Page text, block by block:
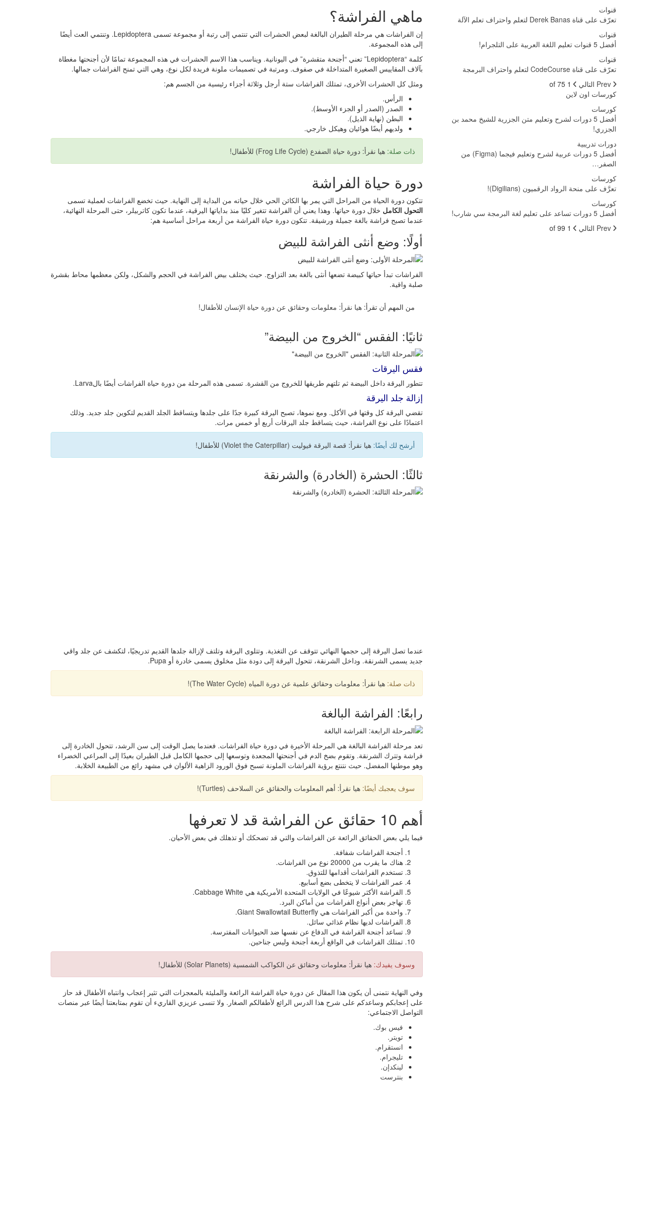
ماهي الفراشة؟
إن الفراشات هي مرحلة الطيران البالغة لبعض الحشرات التي تنتمي إلى رتبة أو مجموعة تسمى Lepidoptera. وتنتمي العث أيضًا
إلى هذه المجموعة.
كلمة “Lepidoptera” تعني “أجنحة متقشرة” في اليونانية. ويناسب هذا الاسم الحشرات في هذه المجموعة تمامًا لأن أجنحتها مغطاة
بآلاف المقاييس الصغيرة المتداخلة في صفوف. ومرتبة في تصميمات ملونة فريدة لكل نوع، وهي التي تمنح الفراشات جمالها.
ومثل كل الحشرات الأخرى، تمتلك الفراشات ستة أرجل وثلاثة أجزاء رئيسية من الجسم هم:
الرأس.
الصدر (الصدر أو الجزء الأوسط).
البطن (نهاية الذيل).
ولديهم أيضًا هوائيان وهيكل خارجي.
ذات صلة: هيا نقرأ: دورة حياة الضفدع (Frog Life Cycle) للأطفال!
دورة حياة الفراشة
تتكون دورة الحياة من المراحل التي يمر بها الكائن الحي خلال حياته من البداية إلى النهاية. حيث تخضع الفراشات لعملية تسمى
التحول الكامل خلال دورة حياتها. وهذا يعني أن الفراشة تتغير كليًا منذ بداياتها اليرقية، عندما تكون كاتربيلر، حتى المرحلة النهائية،
عندما تصبح فراشة بالغة جميلة ورشيقة. تتكون دورة حياة الفراشة من أربعة مراحل أساسية هم:
أولًا: وضع أنثى الفراشة للبيض
الفراشات تبدأ حياتها كبيضة تضعها أنثى بالغة بعد التزاوج. حيث يختلف بيض الفراشة في الحجم والشكل، ولكن معظمها محاط بقشرة
صلبة واقية.
من المهم أن تقرأ: هيا نقرأ: معلومات وحقائق عن دورة حياة الإنسان للأطفال!
ثانيًا: الفقس “الخروج من البيضة”
فقس اليرقات
تتطور اليرقة داخل البيضة ثم تلتهم طريقها للخروج من القشرة. تسمى هذه المرحلة من دورة حياة الفراشات أيضًا بالLarva.
إزالة جلد اليرقة
تقضي اليرقة كل وقتها في الأكل. ومع نموها، تصبح اليرقة كبيرة جدًا على جلدها ويتساقط الجلد القديم لتكوين جلد جديد. وذلك
اعتمادًا على نوع الفراشة، حيث يتساقط جلد اليرقات أربع أو خمس مرات.
أرشح لك أيضًا: هيا نقرأ: قصة اليرقة فيوليت (Violet the Caterpillar) للأطفال!
ثالثًا: الحشرة (الخادرة) والشرنقة
عندما تصل اليرقة إلى حجمها النهائي تتوقف عن التغذية. وتتلوى اليرقة وتلتف لإزالة جلدها القديم تدريجيًا، لتكشف عن جلد واقي
جديد يسمى الشرنقة. وداخل الشرنقة، تتحول اليرقة إلى دودة مثل مخلوق يسمى خادرة أو Pupa.
ذات صلة: هيا نقرأ: معلومات وحقائق علمية عن دورة المياه (The Water Cycle)!
رابعًا: الفراشة البالغة
تعد مرحلة الفراشة البالغة هي المرحلة الأخيرة في دورة حياة الفراشات. فعندما يصل الوقت إلى سن الرشد، تتحول الخادرة إلى
فراشة وتترك الشرنقة. وتقوم بضخ الدم في أجنحتها المجعدة وتوسعها إلى حجمها الكامل قبل الطيران بعيدًا إلى المراعي الخضراء
وهو موطنها المفضل. حيث نتنتع برؤية الفراشات الملونة تسبح فوق الورود الزاهية الألوان في مشهد رائع من الطبيعة الخلابة.
سوف يعجبك أيضًا: هيا نقرأ: أهم المعلومات والحقائق عن السلاحف (Turtles)!
أهم 10 حقائق عن الفراشة قد لا تعرفها
فيما يلي بعض الحقائق الرائعة عن الفراشات والتي قد تضحكك أو تذهلك في بعض الأحيان.
أجنحة الفراشات شفافة.
هناك ما يقرب من 20000 نوع من الفراشات.
تستخدم الفراشات أقدامها للتذوق.
عمر الفراشات لا يتخطى بضع أسابيع.
الفراشة الأكثر شيوعًا في الولايات المتحدة الأمريكية هي Cabbage White.
تهاجر بعض أنواع الفراشات من أماكن البرد.
واحدة من أكبر الفراشات هي Giant Swallowtail Butterfly.
الفراشات لديها نظام غذائي سائل.
تساعد أجنحة الفراشة في الدفاع عن نفسها ضد الحيوانات المفترسة.
تمتلك الفراشات في الواقع أربعة أجنحة وليس جناحين.
وسوف يفيدك: هيا نقرأ: معلومات وحقائق عن الكواكب الشمسية (Solar Planets) للأطفال!
وفي النهاية نتمنى أن يكون هذا المقال عن دورة حياة الفراشة الرائعة والمليئة بالمعجزات التي تثير إعجاب وانتباه الأطفال قد حاز
على إعجابكم وساعدكم على شرح هذا الدرس الرائع لأطفالكم الصغار. ولا تنسى عزيزي القاريء أن تقوم بمتابعتنا أيضًا عبر منصات
التواصل الاجتماعي:
فيس بوك.
تويتر .
انستقرام.
تليجرام.
لينكدإن.
بنترست
قنوات
تعرّف على قناة Derek Banas لتعلم واحتراف تعلم الآلة
قنوات
أفضل 5 قنوات تعليم اللغة العربية على التلجرام!
قنوات
تعرّف على قناة CodeCourse لتعلم واحتراف البرمجة
التالي
1 of 75
كورسات اون لاين
كورسات
أفضل 5 دورات لشرح وتعليم متن الجزرية للشيخ محمد بن
الجزري!
دورات تدريبية
أفضل 5 دورات عربية لشرح وتعليم فيجما (Figma) من
الصفر…
كورسات
تعرَّف على منحة الرواد الرقميون (Digilians)!
كورسات
أفضل 5 دورات تساعد على تعليم لغة البرمجة سي شارب!
التالي 1 of 99